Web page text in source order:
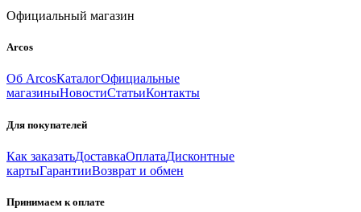
Официальный магазин
Arcos
Об ArcosКаталогОфициальные
магазиныНовостиСтатьиКонтакты
Для покупателей
Как заказатьДоставкаОплатаДисконтные
картыГарантииВозврат и обмен
Принимаем к оплате